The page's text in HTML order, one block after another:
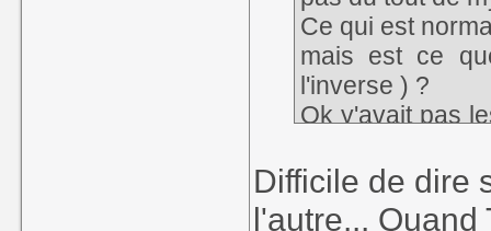
Ce qui est
mais est ce
l'inverse ) ?
Ok y'avait pas
moment ou un
Difficile de dire
l'autre... Quand